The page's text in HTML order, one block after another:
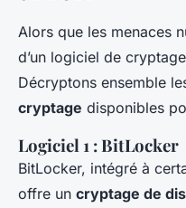
Alors que les menaces
d’un logiciel de
Décryptons ensemble
cryptage disponibles
Logiciel 1 : BitLocker
BitLocker, intégré à
offre un cryptage de